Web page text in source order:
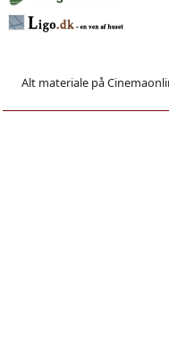
Alt materiale på